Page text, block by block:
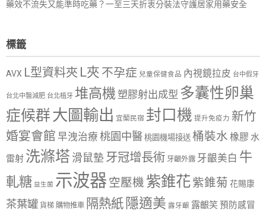
藥效不流失又能準時吃藥？一至三天折衷分裝法守護居家用藥安全
標籤
AVX L型資料夾 L夾 不孕症 兒童保健食品 內視鏡拉皮 台中假牙
台北中醫減肥 台北植牙 堆高機塑膠射出成型 多囊性卵巢
症候群大圖輸出 宜蘭民宿 封口機 提升免疫力 新竹
婚宴會館 早洩治療 桃園中醫 桃園機場接送 桶裝水 橡膠 水
雷射 洗滌塔 滑鼠墊 牙冠增長術 牙齦外露 牙齦美白 牛
軋糖 益生菌 示波器 空壓機 紫錐花紫錐菊 花賜康
茶葉罐 貨梯 購物推車 隔熱紙 隱適美 露牙齦 露齦笑預防感冒